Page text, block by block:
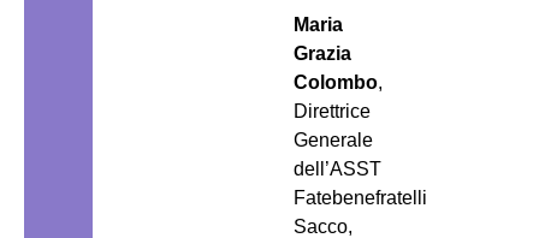
Maria
Grazia
Colombo,
Direttrice
Generale
dell’ASST
Fatebenefratelli
Sacco,